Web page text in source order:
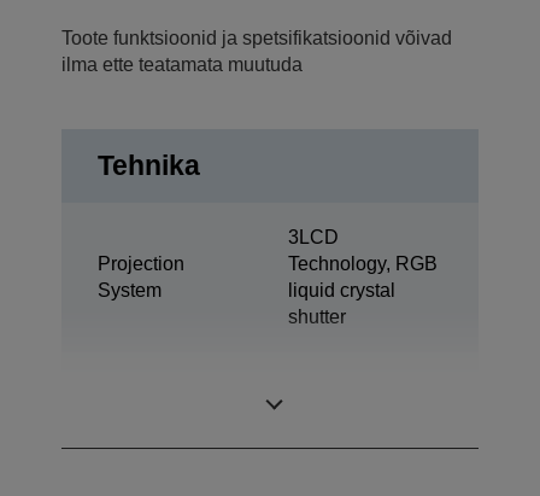
Toote funktsioonid ja spetsifikatsioonid võivad
ilma ette teatamata muutuda
Tehnika
Projection
System
3LCD
Technology, RGB
liquid crystal
shutter